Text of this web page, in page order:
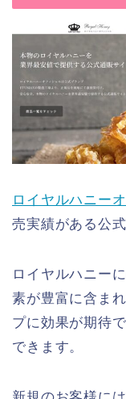
ロイヤルハニー
売実績がある公
ロイヤルハニー
素が豊富に含ま
プに効果が期待
できます。